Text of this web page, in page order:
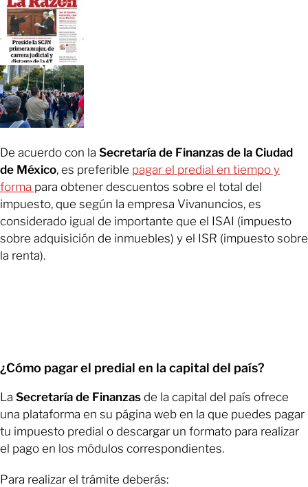
De acuerdo con la Secretaría de Finanzas de la Ciudad
de México, es preferible pagar el predial en tiempo y
forma para obtener descuentos sobre el total del
impuesto, que según la empresa Vivanuncios, es
considerado igual de importante que el ISAI (impuesto
sobre adquisición de inmuebles) y el ISR (impuesto sobre
la renta).
¿Cómo pagar el predial en la capital del país?
La Secretaría de Finanzas de la capital del país ofrece
una plataforma en su página web en la que puedes pagar
tu impuesto predial o descargar un formato para realizar
el pago en los módulos correspondientes.
Para realizar el trámite deberás: